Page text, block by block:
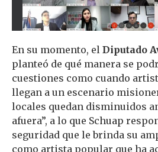
En su momento, el Diputado
planteó de qué manera se
cuestiones como cuando
llegan a un escenario
locales quedan disminuidos
afuera”, a lo que Schuap
seguridad que le brinda su
como artista popular que ha